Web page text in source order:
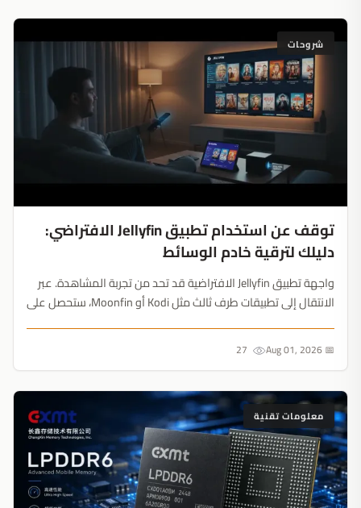
شروحات
توقف عن استخدام تطبيق Jellyfin الافتراضي:
دليلك لترقية خادم الوسائط
واجهة تطبيق Jellyfin الافتراضية قد تحد من تجربة المشاهدة. عبر
الانتقال إلى تطبيقات طرف ثالث مثل Kodi أو Moonfin، ستحصل على
📅 Aug 01, 2026
معلومات تقنية